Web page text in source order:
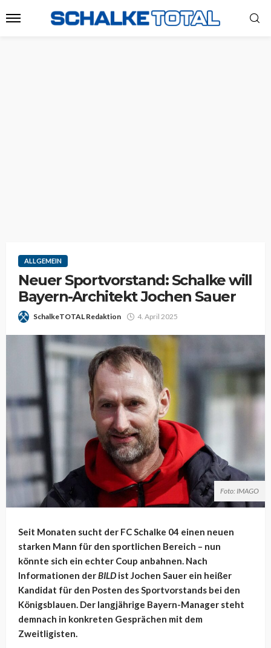
ALLGEMEIN
Neuer Sportvorstand: Schalke will
Bayern-Architekt Jochen Sauer
SchalkeTOTAL Redaktion 4. April 2025
Foto: IMAGO
Seit Monaten sucht der FC Schalke 04 einen neuen
starken Mann für den sportlichen Bereich – nun
könnte sich ein echter Coup anbahnen. Nach
Informationen derBILDist Jochen Sauer ein heißer
Kandidat für den Posten des Sportvorstands bei den
Königsblauen. Der langjährige Bayern-Manager steht
demnach in konkreten Gesprächen mit dem
Zweitligisten.